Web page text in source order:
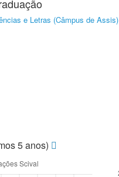
e Letras (Câmpus de Assis)
5 anos)